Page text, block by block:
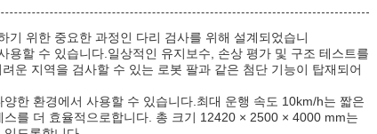
기 위한 중요한 과정인 다리 검사를 위해 설계되었습니
용할 수 있습니다.일상적인 유지보수, 손상 평가 및 구조 테스트를
운 지역을 검사할 수 있는 로봇 팔과 같은 첨단 기능이 탑재되어
한 환경에서 사용할 수 있습니다.최대 운행 속도 10km/h는 짧은
를 더 효율적으로합니다. 총 크기 12420 × 2500 × 4000 mm는